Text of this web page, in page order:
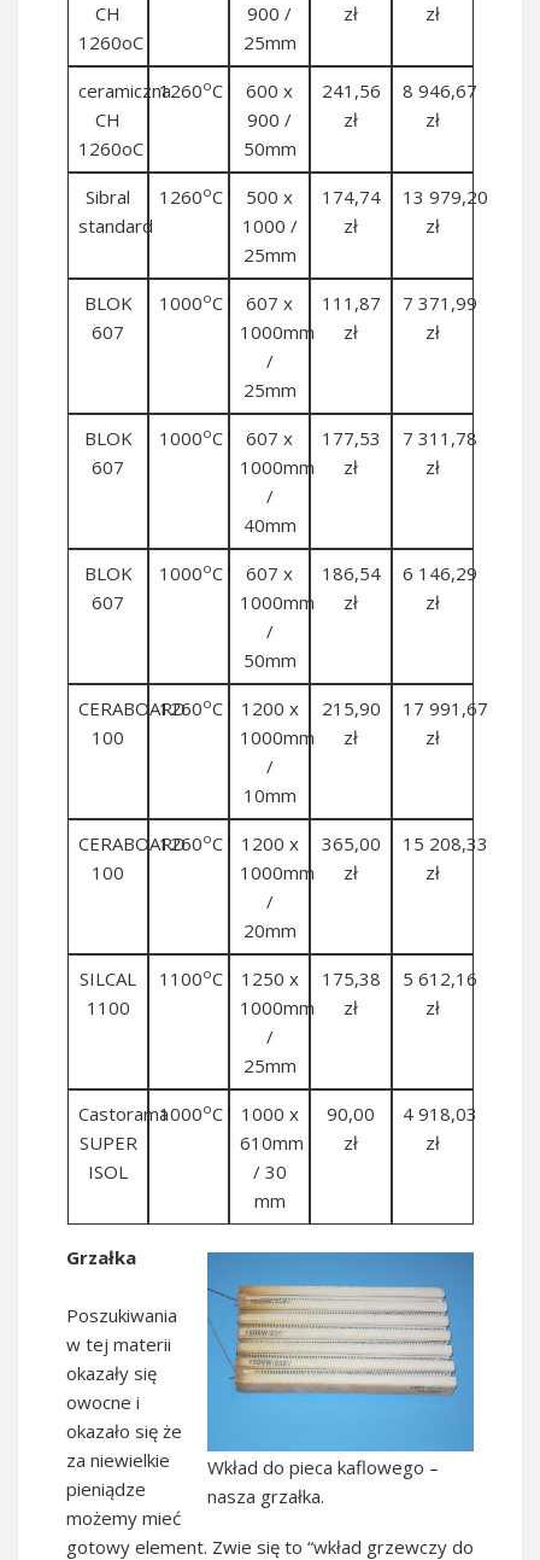
CH
1260oC
900 /
25mm
zł
zł
ceramiczna
CH
1260oC
1260oC
600 x
900 /
50mm
241,56
zł
8 946,67
zł
Sibral
standard
1260oC
500 x
1000 /
25mm
174,74
zł
13 979,20
zł
BLOK
607
1000oC
607 x
1000mm
/
25mm
111,87
zł
7 371,99
zł
BLOK
607
1000oC
607 x
1000mm
/
40mm
177,53
zł
7 311,78
zł
BLOK
607
1000oC
607 x
1000mm
/
50mm
186,54
zł
6 146,29
zł
CERABOARD
100
1260oC
1200 x
1000mm
/
10mm
215,90
zł
17 991,67
zł
CERABOARD
100
1260oC
1200 x
1000mm
/
20mm
365,00
zł
15 208,33
zł
SILCAL
1100
1100oC
1250 x
1000mm
/
25mm
175,38
zł
5 612,16
zł
Castorama
SUPER
ISOL
1000oC
1000 x
610mm
/ 30
mm
90,00
zł
4 918,03
zł
Wkład do pieca kaflowego –
nasza grzałka.
Grzałka
Poszukiwania
w tej materii
okazały się
owocne i
okazało się że
za niewielkie
pieniądze
możemy mieć
gotowy element. Zwie się to “wkład grzewczy do